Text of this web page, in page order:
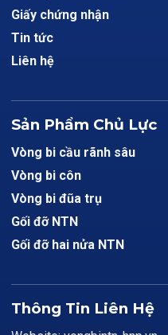
Giấy chứng nhận
Tin tức
Liên hệ
Sản Phẩm Chủ Lực
Vòng bi cầu rãnh sâu
Vòng bi côn
Vòng bi đũa trụ
Gối đỡ NTN
Gối đỡ hai nửa NTN
Thông Tin Liên Hệ